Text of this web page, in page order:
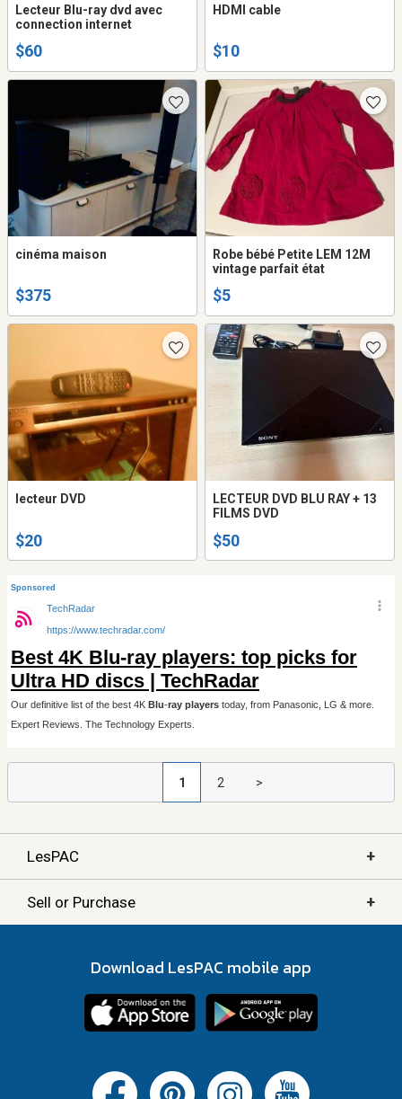
Lecteur Blu-ray dvd avec
connection internet
$60
HDMI cable
$10
cinéma maison
$375
Robe bébé Petite LEM 12M
vintage parfait état
$5
lecteur DVD
$20
LECTEUR DVD BLU RAY + 13
FILMS DVD
$50
1 2 >
LesPAC +
Sell or Purchase +
Download LesPAC mobile app